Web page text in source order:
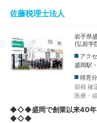
佐藤税理士法人
岩手県
(弘前学
アク
盛岡駅
得意
節税 確
医療・
◆◇◆盛岡で創業以来40年
◆◇◆